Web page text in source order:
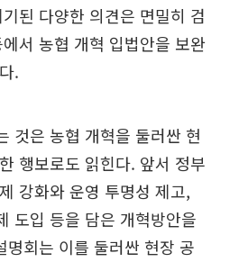
된 다양한 의견은 면밀히 검
서 농협 개혁 입법안을 보완
.
것은 농협 개혁을 둘러싼 현
행보로도 읽힌다. 앞서 정부
강화와 운영 투명성 제고,
도입 등을 담은 개혁방안을
명회는 이를 둘러싼 현장 공